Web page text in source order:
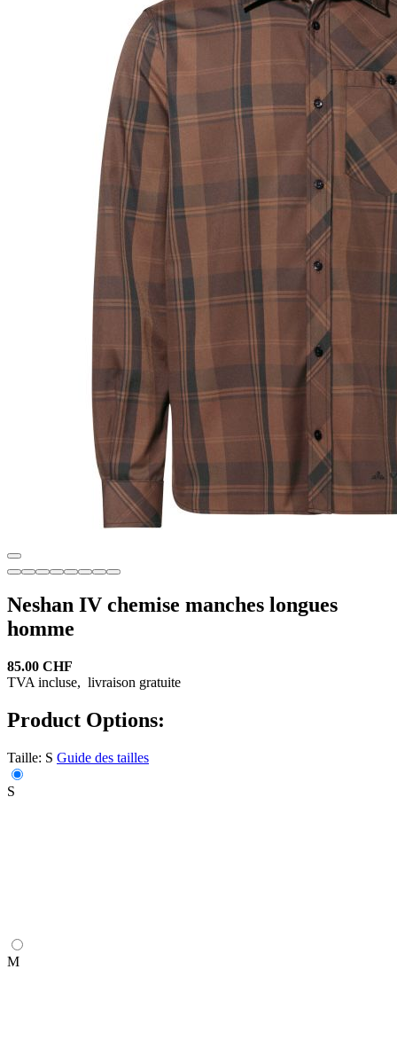
Neshan IV chemise manches longues
homme
85.00 CHF
TVA incluse, livraison gratuite
Product Options:
Taille: S Guide des tailles
S
M